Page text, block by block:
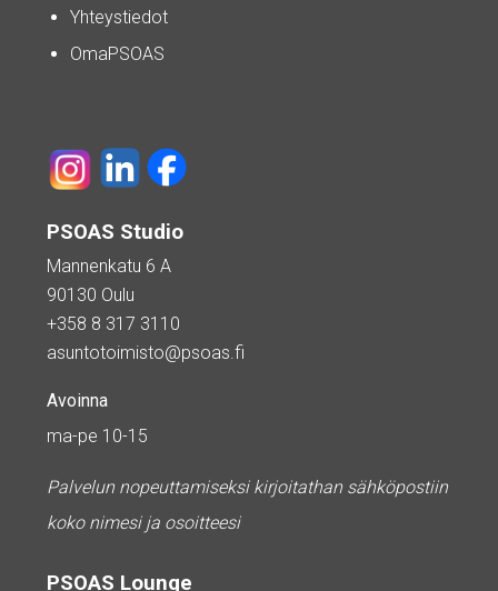
Yhteystiedot
OmaPSOAS
PSOAS Studio
Mannenkatu 6 A
90130 Oulu
+358 8 317 3110
asuntotoimisto@psoas.fi
Avoinna
ma-pe 10-15
Palvelun nopeuttamiseksi kirjoitathan sähköpostiin
koko nimesi ja osoitteesi
PSOAS Lounge